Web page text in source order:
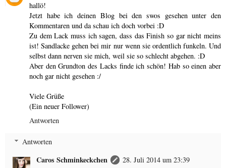
hallö!
Jetzt habe ich deinen Blog bei den swos gesehen unter den
Kommentaren und da schau ich doch vorbei :D
Zu dem Lack muss ich sagen, dass das Finish so gar nicht meins
ist! Sandlacke gehen bei mir nur wenn sie ordentlich funkeln. Und
selbst dann nerven sie mich, weil sie so schlecht abgehen. :D
Aber den Grundton des Lacks finde ich schön! Hab so einen aber
noch gar nicht gesehen :/
Viele Grüße
(Ein neuer Follower)
Antworten
Antworten
Caros Schminkeckchen
28. Juli 2014 um 23:39